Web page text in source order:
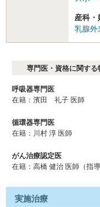
産科・
乳腺外
専門医・資格に関する
呼吸器専門医
在籍：濱田 礼子 医師
循環器専門医
在籍：川村 淳 医師
がん治療認定医
在籍：高橋 健治 医師（指
実施治療